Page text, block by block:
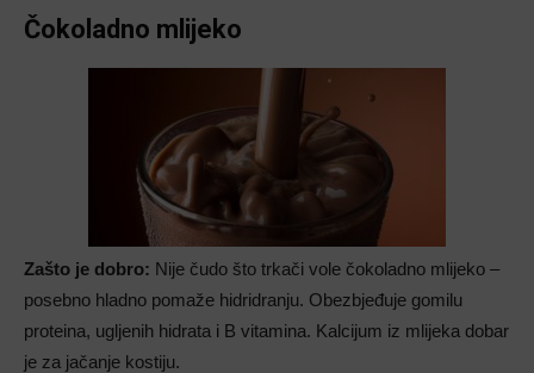
Čokoladno mlijeko
Zašto je dobro: Nije čudo što trkači vole čokoladno mlijeko –
posebno hladno pomaže hidridranju. Obezbjeđuje gomilu
proteina, ugljenih hidrata i B vitamina. Kalcijum iz mlijeka dobar
je za jačanje kostiju.